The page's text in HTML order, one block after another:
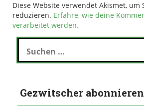
Diese Website verwendet Akismet, um
reduzieren. Erfahre, wie deine
verarbeitet werden.
Suchen
nach:
Gezwitscher